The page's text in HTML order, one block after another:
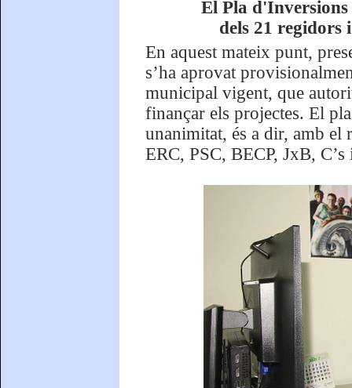
El Pla
dels 21 regidors
En aquest mateix punt,
s’ha aprovat
municipal vigent, que
finançar els projectes. El
unanimitat, és a dir, amb el
ERC, PSC, BECP, JxB,